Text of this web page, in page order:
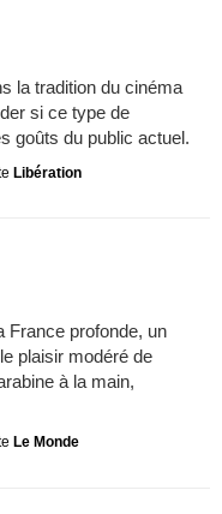
la tradition du cinéma
si ce type de
goûts du public actuel.
Libération
France profonde, un
plaisir modéré de
à la main,
Le Monde